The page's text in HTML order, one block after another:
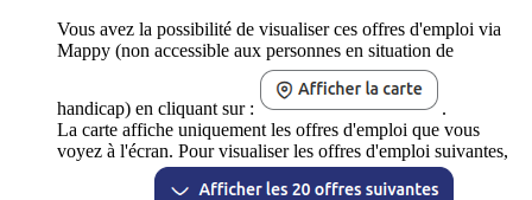
Vous avez la possibilité de visualiser ces offres d'emploi via
Mappy (non accessible aux personnes en situation de
handicap) en cliquant sur :
.
La carte affiche uniquement les offres d'emploi que vous
voyez à l'écran. Pour visualiser les offres d'emploi suivantes,